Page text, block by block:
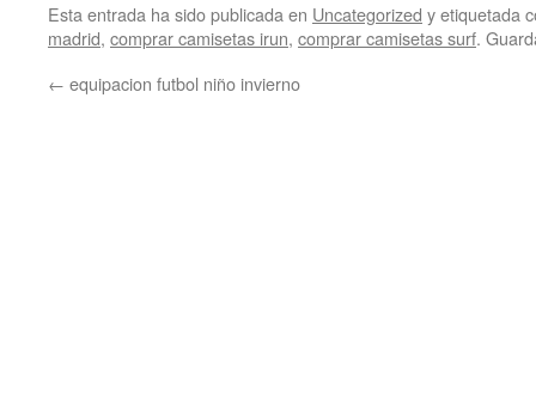
Esta entrada ha sido publicada en Uncategorized y etiquetada
madrid, comprar camisetas irun, comprar camisetas surf.
← equipacion futbol niño invierno